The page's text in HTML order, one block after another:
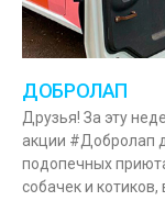
ДОБРОЛАП
Друзья! За эту
акции #Добролап
подопечных
собачек и котиков,